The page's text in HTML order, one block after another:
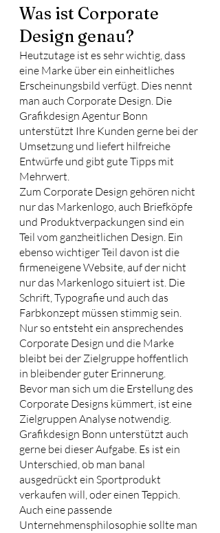
Was ist Corporate
Design genau?
Heutzutage ist es sehr wichtig, dass
eine Marke über ein einheitliches
Erscheinungsbild verfügt. Dies nennt
man auch Corporate Design. Die
Grafikdesign Agentur Bonn
unterstützt Ihre Kunden gerne bei der
Umsetzung und liefert hilfreiche
Entwürfe und gibt gute Tipps mit
Mehrwert.
Zum Corporate Design gehören nicht
nur das Markenlogo, auch Briefköpfe
und Produktverpackungen sind ein
Teil vom ganzheitlichen Design. Ein
ebenso wichtiger Teil davon ist die
firmeneigene Website, auf der nicht
nur das Markenlogo situiert ist. Die
Schrift, Typografie und auch das
Farbkonzept müssen stimmig sein.
Nur so entsteht ein ansprechendes
Corporate Design und die Marke
bleibt bei der Zielgruppe hoffentlich
in bleibender guter Erinnerung.
Bevor man sich um die Erstellung des
Corporate Designs kümmert, ist eine
Zielgruppen Analyse notwendig.
Grafikdesign Bonn unterstützt auch
gerne bei dieser Aufgabe. Es ist ein
Unterschied, ob man banal
ausgedrückt ein Sportprodukt
verkaufen will, oder einen Teppich.
Auch eine passende
Unternehmensphilosophie sollte man